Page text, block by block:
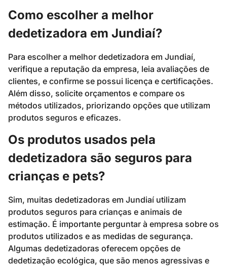
Como escolher a melhor
dedetizadora em Jundiaí?
Para escolher a melhor dedetizadora em Jundiaí,
verifique a reputação da empresa, leia avaliações de
clientes, e confirme se possui licença e certificações.
Além disso, solicite orçamentos e compare os
métodos utilizados, priorizando opções que utilizam
produtos seguros e eficazes.
Os produtos usados pela
dedetizadora são seguros para
crianças e pets?
Sim, muitas dedetizadoras em Jundiaí utilizam
produtos seguros para crianças e animais de
estimação. É importante perguntar à empresa sobre os
produtos utilizados e as medidas de segurança.
Algumas dedetizadoras oferecem opções de
dedetização ecológica, que são menos agressivas e